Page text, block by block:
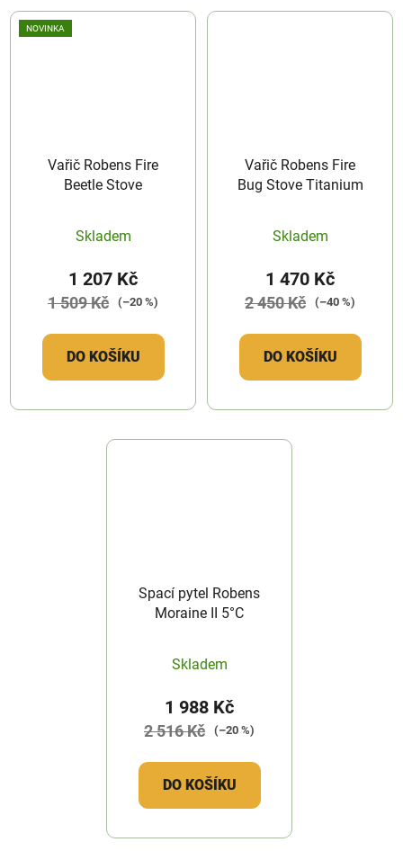
NOVINKA
Vařič Robens Fire
Beetle Stove
Skladem
1 207 Kč
1 509 Kč (–20 %)
DO KOŠÍKU
Vařič Robens Fire
Bug Stove Titanium
Skladem
1 470 Kč
2 450 Kč (–40 %)
DO KOŠÍKU
Spací pytel Robens
Moraine II 5°C
Skladem
1 988 Kč
2 516 Kč (–20 %)
DO KOŠÍKU